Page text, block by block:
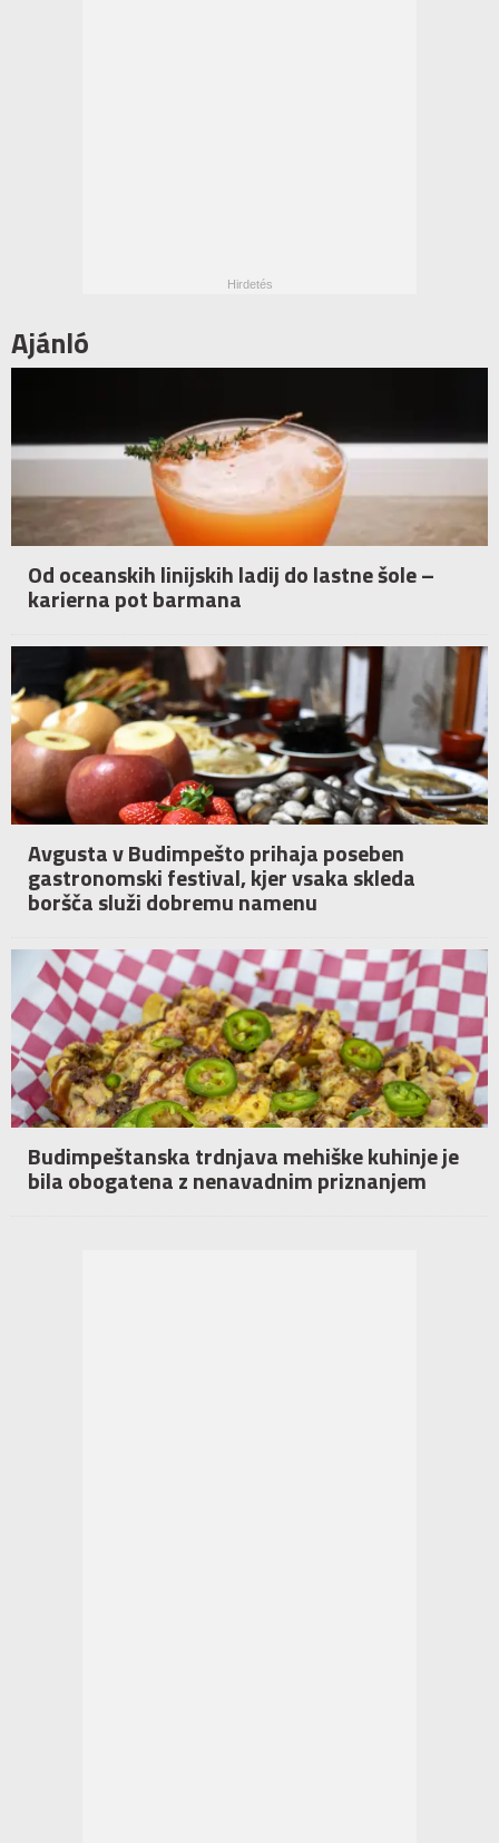
Ajánló
Od oceanskih linijskih ladij do lastne šole –
karierna pot barmana
Avgusta v Budimpešto prihaja poseben
gastronomski festival, kjer vsaka skleda
boršča služi dobremu namenu
Budimpeštanska trdnjava mehiške kuhinje je
bila obogatena z nenavadnim priznanjem